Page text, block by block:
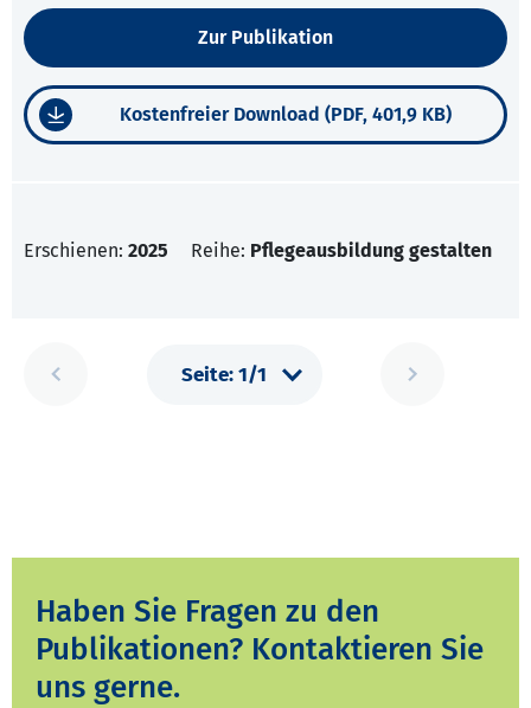
Zur Publikation
Kostenfreier Download (PDF, 401,9 KB)
Erschienen: 2025 Reihe: Pflegeausbildung gestalten
Haben Sie Fragen zu den
Publikationen? Kontaktieren Sie
uns gerne.